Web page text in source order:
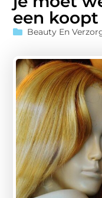
een koopt
Beauty En